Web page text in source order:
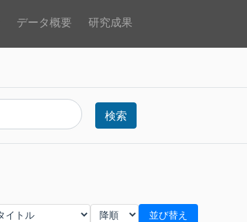
データ概要 研究成果
検索
並び替え